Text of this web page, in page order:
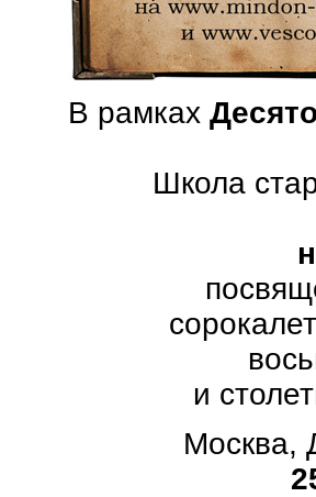
В рамках
Школа
и
Москва,